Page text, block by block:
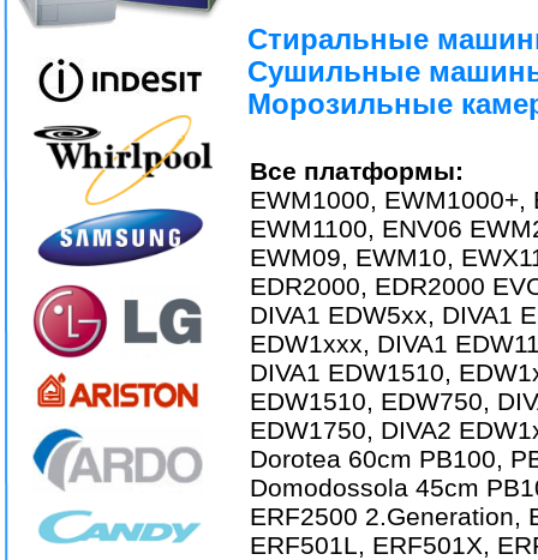
Все платформы:
EWM1000, EWM1000+,
EWM1100, ENV06
EWM09, EWM10,
EDR2000, EDR2000
DIVA1 EDW5xx, DIVA1
EDW1xxx, DIVA1
DIVA1 EDW1510,
EDW1510, EDW750,
EDW1750, DIVA2
Dorotea 60cm PB100,
Domodossola 45cm
ERF2500 2.Generation,
ERF501L, ERF501X,
Стиральные
Сушильные
Морозильные